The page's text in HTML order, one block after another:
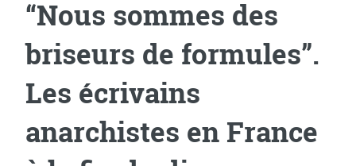
“Nous sommes des
briseurs de formules”.
Les écrivains
anarchistes en France